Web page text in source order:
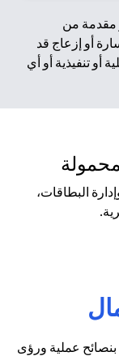
مقدمة من
أو إزعاج قد
تنفيذية أو أي
البطاقات،
بنصائح عملية ورؤى